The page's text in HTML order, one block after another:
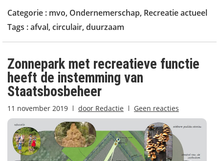
Categorie : mvo, Ondernemerschap, Recreatie actueel
Tags :afval, circulair, duurzaam
Zonnepark met recreatieve functie
heeft de instemming van
Staatsbosbeheer
11 november 2019 door Redactie Geen reacties